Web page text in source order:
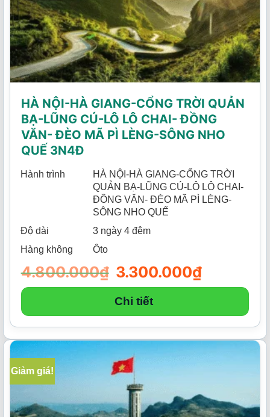
HÀ NỘI-HÀ GIANG-CỔNG TRỜI QUẢN
BẠ-LŨNG CÚ-LÔ LÔ CHAI- ĐỒNG
VĂN- ĐÈO MÃ PÌ LÈNG-SÔNG NHO
QUẾ 3N4Đ
Hành trình
HÀ NỘI-HÀ GIANG-CỔNG TRỜI
QUẢN BẠ-LŨNG CÚ-LÔ LÔ CHAI-
ĐỒNG VĂN- ĐÈO MÃ PÌ LÈNG-
SÔNG NHO QUẾ
Độ dài
3 ngày 4 đêm
Hàng không
Ôto
4.800.000₫ Giá
gốc
là:
4.800.000₫.
3.300.000₫Giá
tại
3.300.000₫.
Chi tiết
Giảm giá!